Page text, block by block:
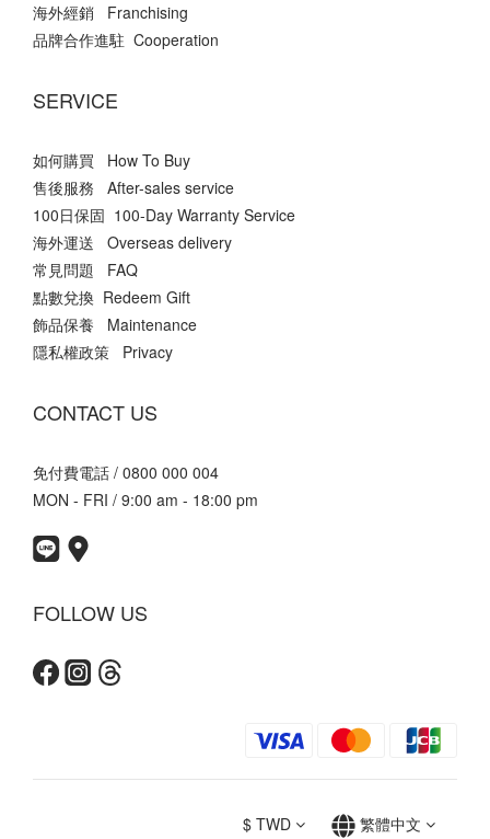
海外經銷 Franchising
品牌合作進駐 Cooperation
SERVICE
如何購買 How To Buy
售後服務 After-sales service
100日保固 100-Day Warranty Service
海外運送 Overseas delivery
常見問題 FAQ
點數兌換 Redeem Gift
飾品保養 Maintenance
隱私權政策 Privacy
CONTACT US
免付費電話 / 0800 000 004
MON - FRI / 9:00 am - 18:00 pm
FOLLOW US
$ TWD 繁體中文